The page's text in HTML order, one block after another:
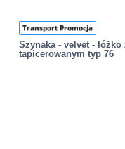
Transport Promocja
Szynaka - velvet - łóżko
tapicerowanym typ 76